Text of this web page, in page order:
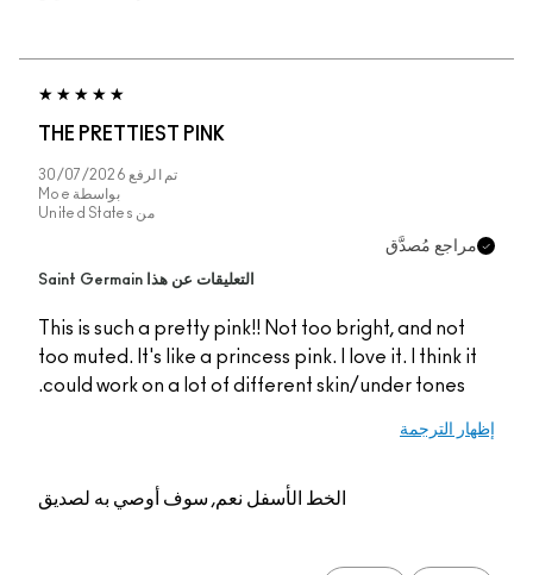
THE PRETTIEST PINK
30/07/2026
Moe
United States
مُصدَّق
التعليقات عن هذا Saint Germain
This is such a pretty pink!! Not too bright, and
too muted. It's like a princess pink. I love it. I
could work on a lot of different skin/under
الترجمة
الخط الأسفلنعم, سوف أوصي به لصديق